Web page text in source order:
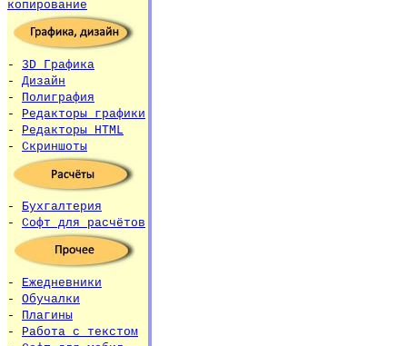
копирование
- 3D Графика
- Дизайн
- Полиграфия
- Редакторы графики
- Редакторы HTML
- Скриншоты
- Бухгалтерия
- Софт для расчётов
- Ежедневники
- Обучалки
- Плагины
- Работа с текстом